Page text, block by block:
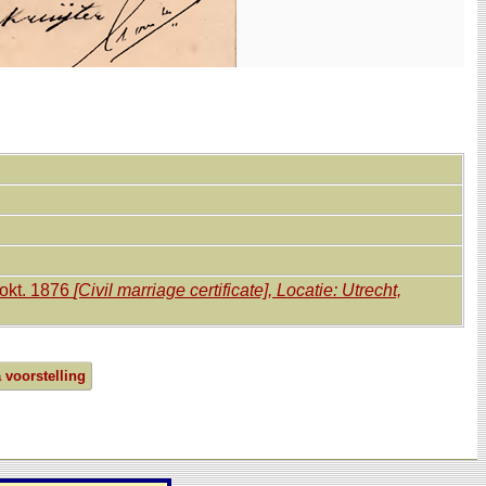
1876 [Civil marriage certificate], Locatie: Utrecht,
voorstelling